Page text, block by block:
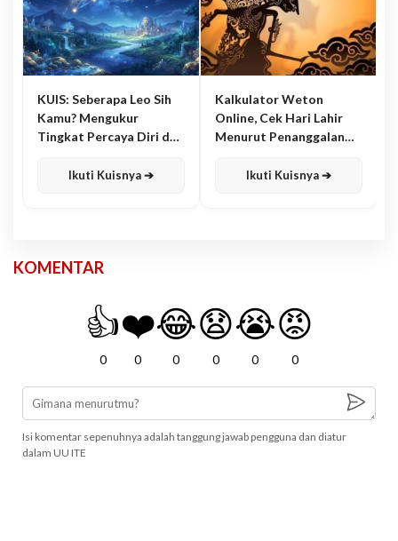
KUIS: Seberapa Leo Sih
Kamu? Mengukur
Tingkat Percaya Diri dan
Ikuti Kuisnya ➔
Kalkulator Weton
Online, Cek Hari Lahir
Menurut Penanggalan
Ikuti Kuisnya ➔
KOMENTAR
👍
0
❤️
0
😂
0
😧
0
😭
0
😡
0
Isi komentar sepenuhnya adalah tanggung jawab pengguna dan diatur
dalam UU ITE